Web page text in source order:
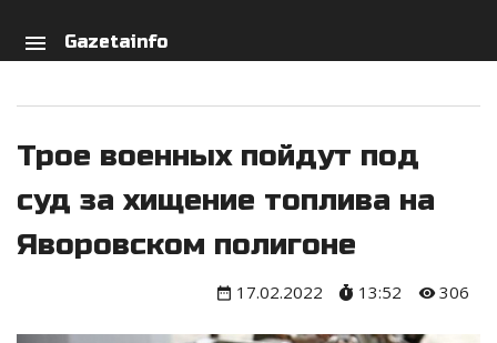
menu Gazetainfo
Трое военных пойдут под
суд за хищение топлива на
Яворовском полигоне
17.02.2022 13:52 306